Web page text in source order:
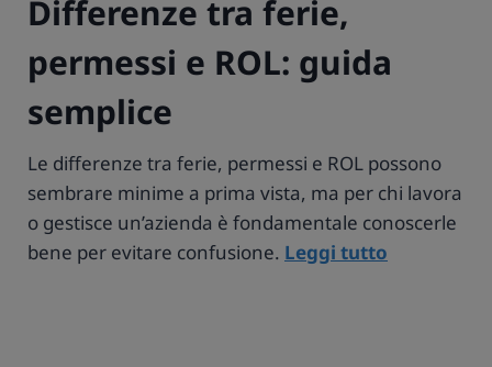
Differenze tra ferie,
permessi e ROL: guida
semplice
Le differenze tra ferie, permessi e ROL possono
sembrare minime a prima vista, ma per chi lavora
o gestisce un’azienda è fondamentale conoscerle
bene per evitare confusione. Leggi tutto